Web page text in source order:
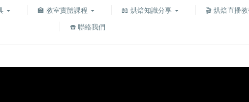
🏫 教室實體課程 📖 烘焙知識分享 🎬 烘焙直播
☎️ 聯絡我們